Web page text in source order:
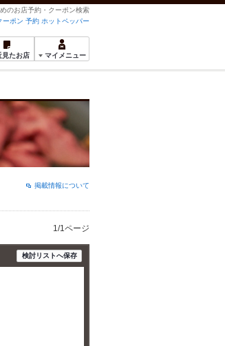
のお店予約・クーポン検索
ーポン 予約 ホットペッパー
見たお店 マイメニュー
掲載情報について
1/1ページ
検討リストへ保存